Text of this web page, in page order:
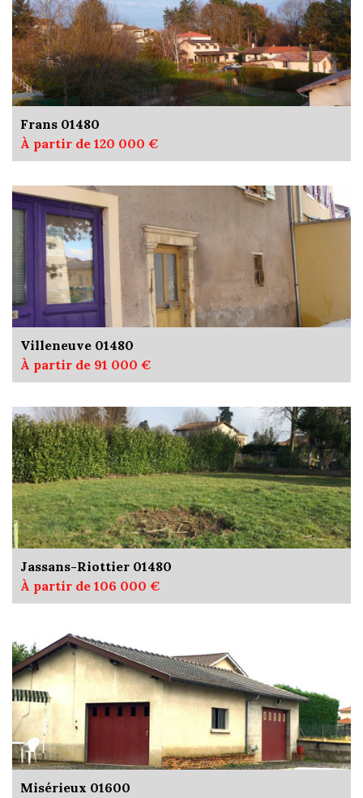
Frans 01480
À partir de 120 000 €
Villeneuve 01480
À partir de 91 000 €
Jassans-Riottier 01480
À partir de 106 000 €
Misérieux 01600